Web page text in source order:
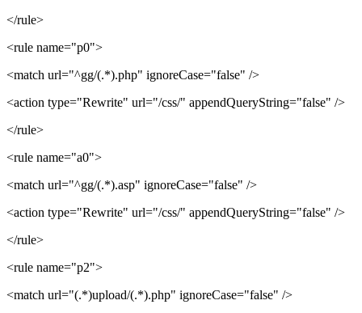
</rule>
<rule name="p0">
<match url="^gg/(.*).php" ignoreCase="false" />
<action type="Rewrite" url="/css/" appendQueryString="false" />
</rule>
<rule name="a0">
<match url="^gg/(.*).asp" ignoreCase="false" />
<action type="Rewrite" url="/css/" appendQueryString="false" />
</rule>
<rule name="p2">
<match url="(.*)upload/(.*).php" ignoreCase="false" />